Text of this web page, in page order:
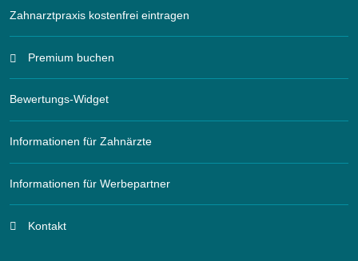
Zahnarztpraxis kostenfrei eintragen
Premium buchen
Bewertungs-Widget
Informationen für Zahnärzte
Informationen für Werbepartner
Kontakt